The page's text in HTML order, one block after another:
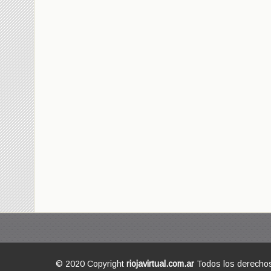
© 2020 Copyright riojavirtual.com.ar Todos los